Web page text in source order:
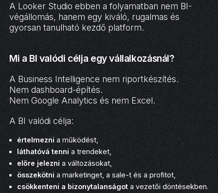
A Looker Studio ebben a folyamatban nem BI-
végállomás, hanem egy kiváló, rugalmas és
gyorsan tanulható kezdő platform.
Mi a BI valódi célja egy vállalkozásnál?
A Business Intelligence nem riportkészítés.
Nem dashboard-építés.
Nem Google Analytics és nem Excel.
A BI valódi célja:
értelmezni a működést,
láthatóvá tenni a trendeket,
előre jelezni a változásokat,
összekötni a marketinget, a sale-t és a profitot,
csökkenteni a bizonytalanságota vezetői döntésekben.